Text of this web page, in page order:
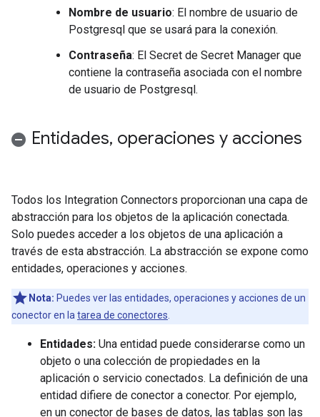
Nombre de usuario: El nombre de usuario de
Postgresql que se usará para la conexión.
Contraseña: El Secret de Secret Manager que
contiene la contraseña asociada con el nombre
de usuario de Postgresql.
Entidades, operaciones y acciones
Todos los Integration Connectors proporcionan una capa de
abstracción para los objetos de la aplicación conectada.
Solo puedes acceder a los objetos de una aplicación a
través de esta abstracción. La abstracción se expone como
entidades, operaciones y acciones.
Nota: Puedes ver las entidades, operaciones y acciones de un
conector en la tarea de conectores
Entidades: Una entidad puede considerarse como un
objeto o una colección de propiedades en la
aplicación o servicio conectados. La definición de una
entidad difiere de conector a conector. Por ejemplo,
en un conector de bases de datos, las tablas son las